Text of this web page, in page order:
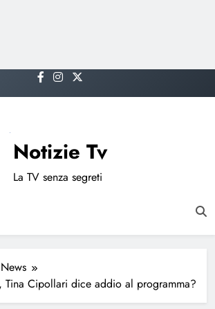
Notizie Tv
La TV senza segreti
Tina Cipollari dice addio al programma?